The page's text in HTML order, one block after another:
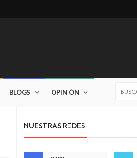
BLOGS OPINIÓN
NUESTRAS REDES